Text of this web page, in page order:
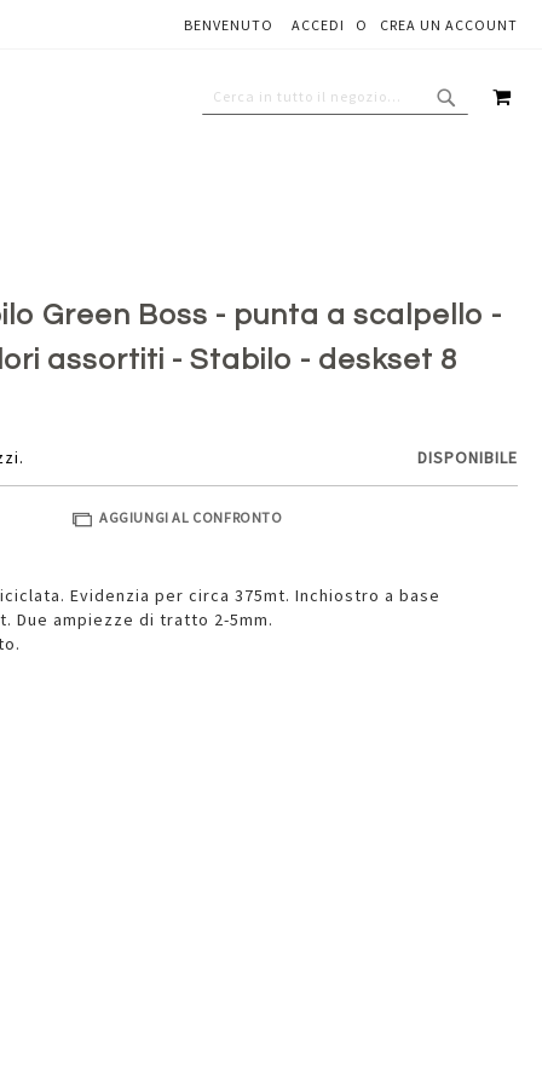
BENVENUTO ACCEDI CREA UN ACCOUNT
Green Boss - punta a scalpello -
assortiti - Stabilo - deskset 8
DISPONIBILE
AGGIUNGI AL CONFRONTO
Evidenzia per circa 375mt. Inchiostro a base
Due ampiezze di tratto 2-5mm.